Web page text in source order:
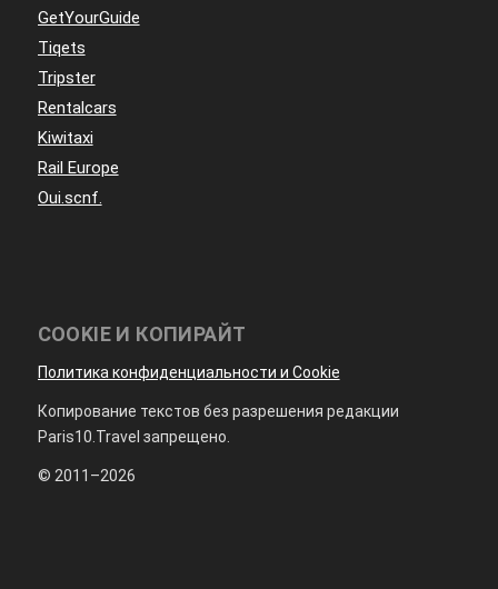
GetYourGuide
Tiqets
Tripster
Rentalcars
Kiwitaxi
Rail Europe
Oui.scnf.
COOKIE И КОПИРАЙТ
Политика конфиденциальности и Cookie
Копирование текстов без разрешения редакции
Paris10.Travel запрещено.
© 2011–2026